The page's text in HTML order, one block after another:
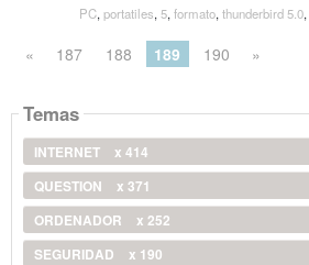
PC, portatiles, 5, formato, thunderbird 5.0,
« 187 188 189 190 »
Temas
INTERNET
x 414
QUESTION
x 371
ORDENADOR
x 252
SEGURIDAD
x 190